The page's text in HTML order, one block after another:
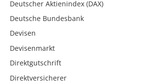
Deutscher Aktienindex (DAX)
Deutsche Bundesbank
Devisen
Devisenmarkt
Direktgutschrift
Direktversicherer